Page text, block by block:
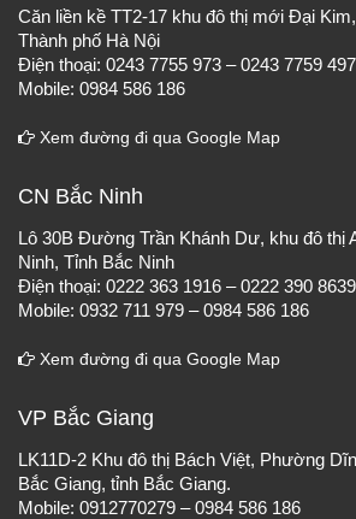
Căn liền kề TT2-17 khu đô thị mới Đại
Thành phố Hà Nội
Điện thoại: 0243 7755 973 – 0243 7759 497
Mobile: 0984 586 186
Xem đường đi qua Google Map
CN Bắc Ninh
Lô 30B Đường Trần Khánh Dư, khu đô thị
Ninh, Tỉnh Bắc Ninh
Điện thoại: 0222 363 1916 – 0222 390 8639
Mobile: 0932 711 979 – 0984 586 186
Xem đường đi qua Google Map
VP Bắc Giang
LK11D-2 Khu đô thị Bách Việt, Phường
Bắc Giang, tỉnh Bắc Giang.
Mobile: 0912770279 – 0984 586 186